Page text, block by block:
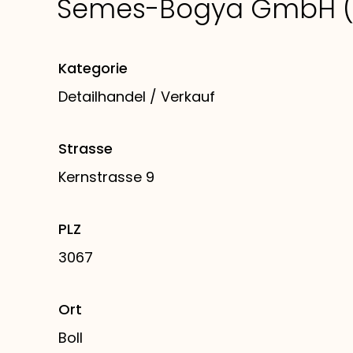
Semes-Bogya GmbH
Kategorie
Detailhandel / Verkauf
Strasse
Kernstrasse 9
PLZ
3067
Ort
Boll